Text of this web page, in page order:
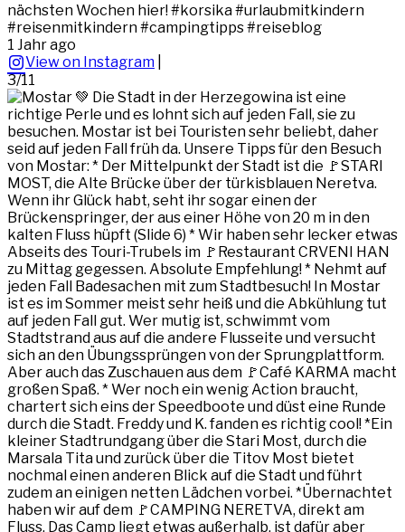
nächsten Wochen hier! #korsika #urlaubmitkindern
#reisenmitkindern #campingtipps #reiseblog
1 Jahr ago
View on Instagram
3/11